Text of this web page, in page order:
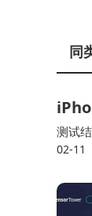
月
万辆
2%
交付
同
测试
说，
02-11